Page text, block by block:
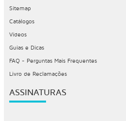
Sitemap
Catálogos
Vídeos
Guias e Dicas
FAQ - Perguntas Mais Frequentes
Livro de Reclamações
ASSINATURAS